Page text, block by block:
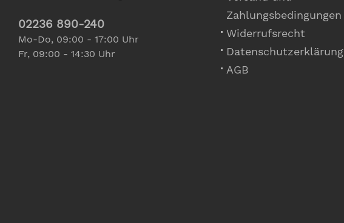
02236 890-240
Mo-Do, 09:00 - 17:00 Uhr
Fr, 09:00 - 14:30 Uhr
Zahlungsbedingungen
Widerrufsrecht
Datenschutzerklärung
AGB